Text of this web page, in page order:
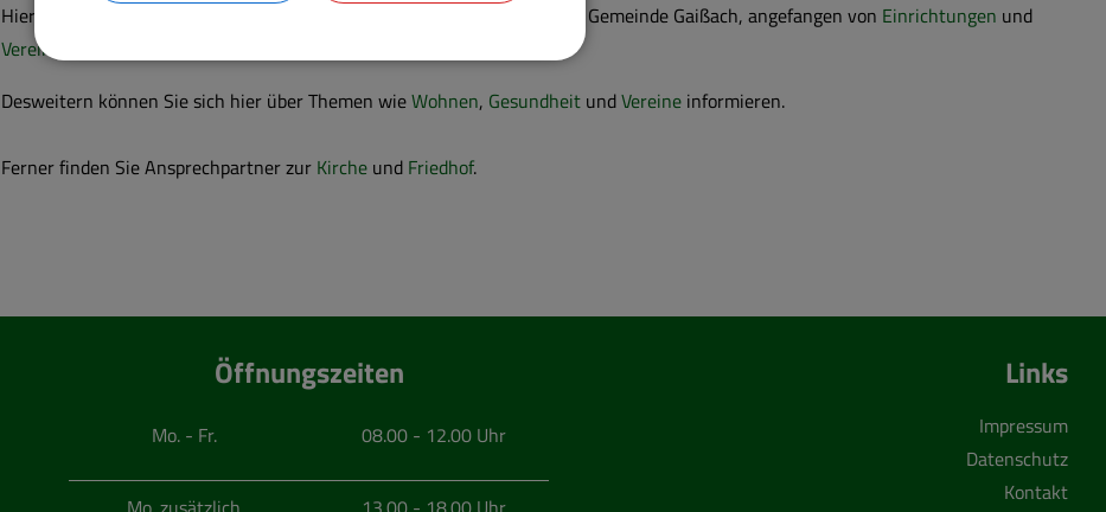
Hier finden Sie neben dem weitere Informationen der Gemeinde Gaißach, angefangen von Einrichtungen und
Vereinen
Desweitern können Sie sich hier über Themen wieWohnen, Gesundheit undVereine informieren.
Ferner finden Sie Ansprechpartner zur Kirche und Friedhof.
Öffnungszeiten
Mo. - Fr. 08.00 - 12.00 Uhr
Links
Impressum
Datenschutz
Kontakt